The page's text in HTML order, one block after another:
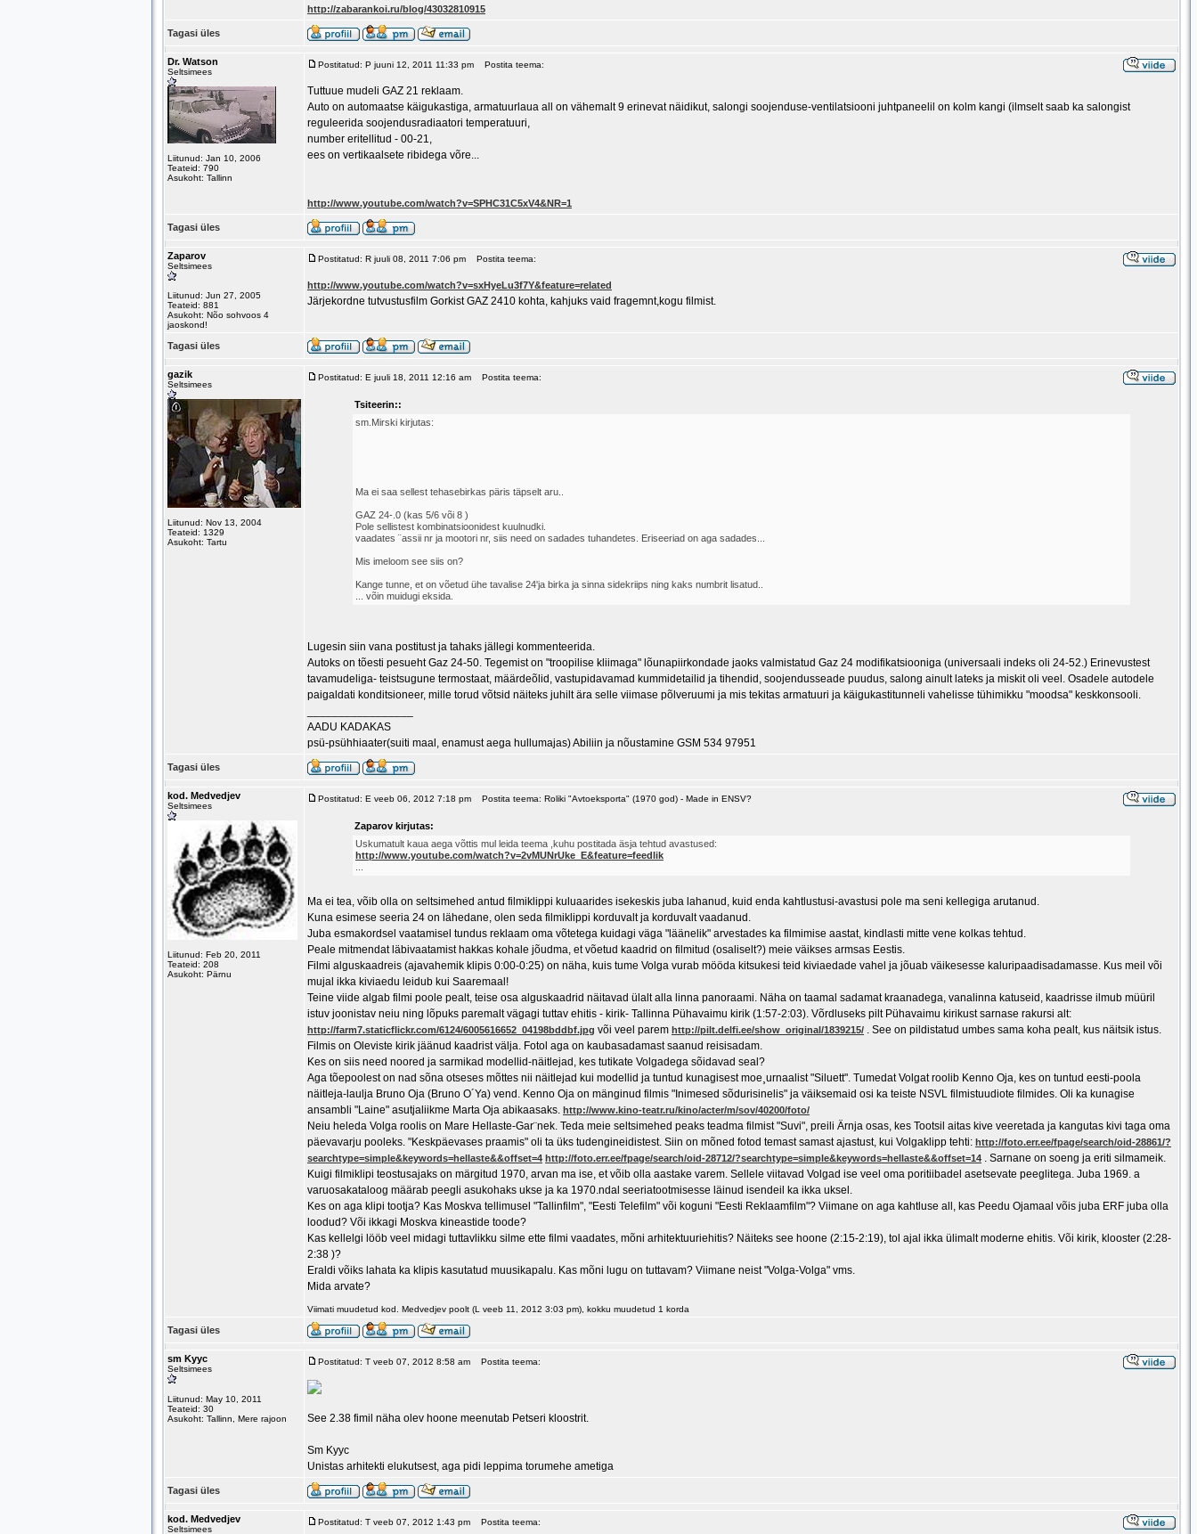
http://zabarankoi.ru/blog/43032810915
Tagasi üles
Dr. Watson
Seltsimees
Liitunud: Jan 10, 2006
Teateid: 790
Asukoht: Tallinn
Postitatud: P juuni 12, 2011 11:33 pm Postita teema:
Tuttuue mudeli GAZ 21 reklaam.
Auto on automaatse käigukastiga, armatuurlaua all on vähemalt 9 erinevat näidikut, salongi soojenduse-ventilatsiooni juhtpaneelil on kolm kangi (ilmselt saab ka salongist
reguleerida soojendusradiaatori temperatuuri,
number eritellitud - 00-21,
ees on vertikaalsete ribidega võre...
http://www.youtube.com/watch?v=SPHC31C5xV4&NR=1
Tagasi üles
Zaparov
Seltsimees
Liitunud: Jun 27, 2005
Teateid: 881
Asukoht: Nõo sohvoos 4
jaoskond!
Postitatud: R juuli 08, 2011 7:06 pm Postita teema:
http://www.youtube.com/watch?v=sxHyeLu3f7Y&feature=related
Järjekordne tutvustusfilm Gorkist GAZ 2410 kohta, kahjuks vaid fragemnt,kogu filmist.
Tagasi üles
gazik
Seltsimees
Liitunud: Nov 13, 2004
Teateid: 1329
Asukoht: Tartu
Postitatud: E juuli 18, 2011 12:16 am Postita teema:
Tsiteerin::
sm.Mirski kirjutas:
Ma ei saa sellest tehasebirkas päris täpselt aru..
GAZ 24-.0 (kas 5/6 või 8 )
Pole sellistest kombinatsioonidest kuulnudki.
vaadates ¨assii nr ja mootori nr, siis need on sadades tuhandetes. Eriseeriad on aga sadades...
Mis imeloom see siis on?
Kange tunne, et on võetud ühe tavalise 24'ja birka ja sinna sidekriips ning kaks numbrit lisatud..
... võin muidugi eksida.
Lugesin siin vana postitust ja tahaks jällegi kommenteerida.
Autoks on tõesti pesueht Gaz 24-50. Tegemist on "troopilise kliimaga" lõunapiirkondade jaoks valmistatud Gaz 24 modifikatsiooniga (universaali indeks oli 24-52.) Erinevustest
tavamudeliga- teistsugune termostaat, määrdeõlid, vastupidavamad kummidetailid ja tihendid, soojendusseade puudus, salong ainult lateks ja miskit oli veel. Osadele autodele
paigaldati konditsioneer, mille torud võtsid näiteks juhilt ära selle viimase põlveruumi ja mis tekitas armatuuri ja käigukastitunneli vahelisse tühimikku "moodsa" keskkonsooli.
AADU KADAKAS
psü-psühhiaater(suiti maal, enamust aega hullumajas) Abiliin ja nõustamine GSM 534 97951
Tagasi üles
kod. Medvedjev
Seltsimees
Liitunud: Feb 20, 2011
Teateid: 208
Asukoht: Pärnu
Postitatud: E veeb 06, 2012 7:18 pm Postita teema: Roliki "Avtoeksporta" (1970 god) - Made in ENSV?
Zaparov kirjutas:
Uskumatult kaua aega võttis mul leida teema ,kuhu postitada äsja tehtud avastused:
http://www.youtube.com/watch?v=2vMUNrUke_E&feature=feedlik
Ma ei tea, võib olla on seltsimehed antud filmiklippi kuluaarides isekeskis juba lahanud, kuid enda kahtlustusi-avastusi pole ma seni kellegiga arutanud.
Kuna esimese seeria 24 on lähedane, olen seda filmiklippi korduvalt ja korduvalt vaadanud.
Juba esmakordsel vaatamisel tundus reklaam oma võtetega kuidagi väga "läänelik" arvestades ka filmimise aastat, kindlasti mitte vene kolkas tehtud.
Peale mitmendat läbivaatamist hakkas kohale jõudma, et võetud kaadrid on filmitud (osaliselt?) meie väikses armsas Eestis.
Filmi alguskaadreis (ajavahemik klipis 0:00-0:25) on näha, kuis tume Volga vurab mööda kitsukesi teid kiviaedade vahel ja jõuab väikesesse kaluripaadisadamasse. Kus meil või
mujal ikka kiviaedu leidub kui Saaremaal!
Teine viide algab filmi poole pealt, teise osa alguskaadrid näitavad ülalt alla linna panoraami. Näha on taamal sadamat kraanadega, vanalinna katuseid, kaadrisse ilmub müüril
istuv joonistav neiu ning lõpuks paremalt vägagi tuttav ehitis - kirik- Tallinna Pühavaimu kirik (1:57-2:03). Võrdluseks pilt Pühavaimu kirikust sarnase rakursi alt:
http://farm7.staticflickr.com/6124/6005616652_04198bddbf.jpg või veel parem http://pilt.delfi.ee/show_original/1839215/ . See on pildistatud umbes sama koha pealt, kus näitsik istus.
Filmis on Oleviste kirik jäänud kaadrist välja. Fotol aga on kaubasadamast saanud reisisadam.
Kes on siis need noored ja sarmikad modellid-näitlejad, kes tutikate Volgadega sõidavad seal?
Aga tõepoolest on nad sõna otseses mõttes nii näitlejad kui modellid ja tuntud kunagisest moe¸urnaalist "Siluett". Tumedat Volgat roolib Kenno Oja, kes on tuntud eesti-poola
näitleja-laulja Bruno Oja (Bruno O´Ya) vend. Kenno Oja on mänginud filmis "Inimesed sõdurisinelis" ja väiksemaid osi ka teiste NSVL filmistuudiote filmides. Oli ka kunagise
ansambli "Laine" asutjaliikme Marta Oja abikaasaks. http://www.kino-teatr.ru/kino/acter/m/sov/40200/foto/
Neiu heleda Volga roolis on Mare Hellaste-Gar¨nek. Teda meie seltsimehed peaks teadma filmist "Suvi", preili Ärnja osas, kes Tootsil aitas kive veeretada ja kangutas kivi taga oma
päevavarju pooleks. "Keskpäevases praamis" oli ta üks tudengineidistest. Siin on mõned fotod temast samast ajastust, kui Volgaklipp tehti: http://foto.err.ee/fpage/search/oid-28861/?
searchtype=simple&keywords=hellaste&&offset=4 http://foto.err.ee/fpage/search/oid-28712/?searchtype=simple&keywords=hellaste&&offset=14 . Sarnane on soeng ja eriti silmameik.
Kuigi filmiklipi teostusajaks on märgitud 1970, arvan ma ise, et võib olla aastake varem. Sellele viitavad Volgad ise veel oma poritiibadel asetsevate peeglitega. Juba 1969. a
varuosakataloog määrab peegli asukohaks ukse ja ka 1970.ndal seeriatootmisesse läinud isendeil ka ikka uksel.
Kes on aga klipi tootja? Kas Moskva tellimusel "Tallinfilm", "Eesti Telefilm" või koguni "Eesti Reklaamfilm"? Viimane on aga kahtluse all, kas Peedu Ojamaal võis juba ERF juba olla
loodud? Või ikkagi Moskva kineastide toode?
Kas kellelgi lööb veel midagi tuttavlikku silme ette filmi vaadates, mõni arhitektuuriehitis? Näiteks see hoone (2:15-2:19), tol ajal ikka ülimalt moderne ehitis. Või kirik, klooster (2:28-
2:38 )?
Eraldi võiks lahata ka klipis kasutatud muusikapalu. Kas mõni lugu on tuttavam? Viimane neist "Volga-Volga" vms.
Mida arvate?
Viimati muudetud kod. Medvedjev poolt (L veeb 11, 2012 3:03 pm), kokku muudetud 1 korda
Tagasi üles
sm Kyyc
Seltsimees
Liitunud: May 10, 2011
Teateid: 30
Asukoht: Tallinn, Mere rajoon
Postitatud: T veeb 07, 2012 8:58 am Postita teema:
See 2.38 fimil näha olev hoone meenutab Petseri kloostrit.
Sm Kyyc
Unistas arhitekti elukutsest, aga pidi leppima torumehe ametiga
Tagasi üles
kod. Medvedjev
Seltsimees
Postitatud: T veeb 07, 2012 1:43 pm Postita teema: